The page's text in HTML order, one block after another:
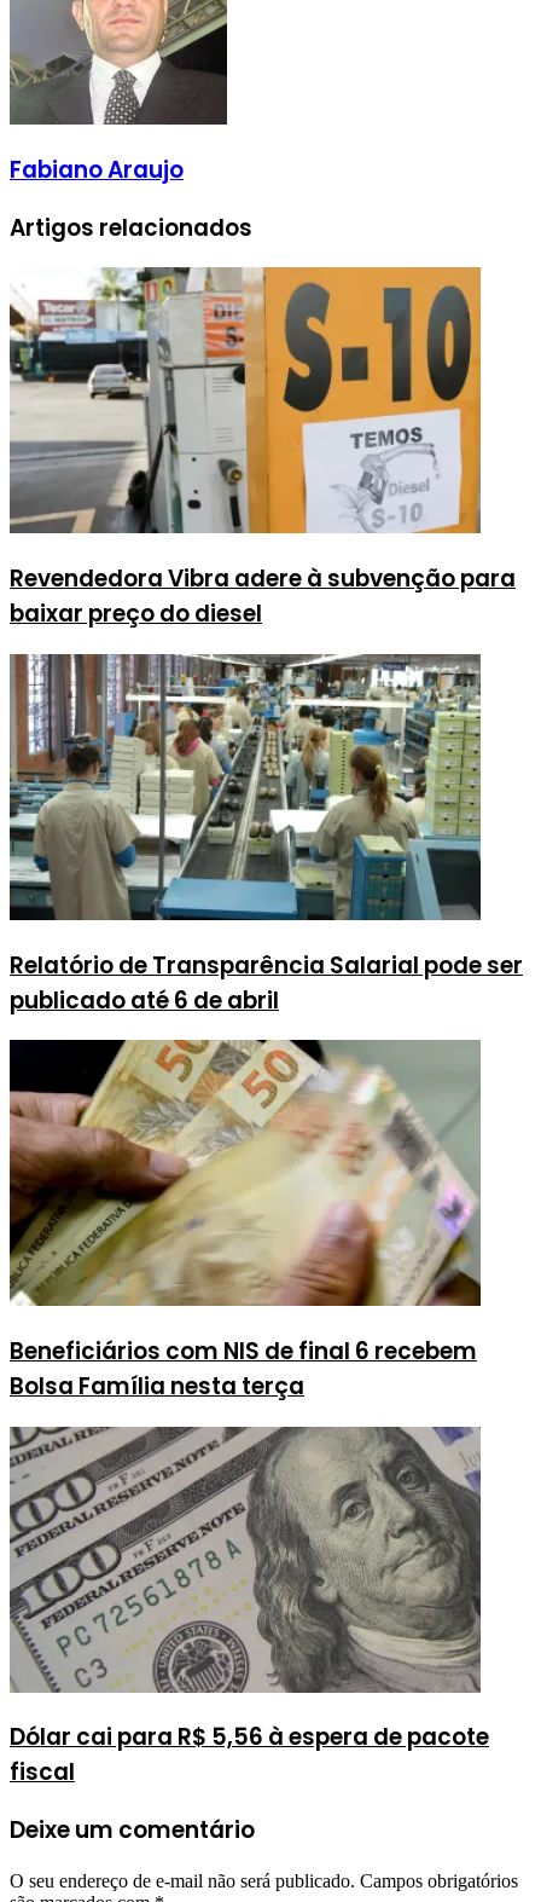
Fabiano Araujo
Artigos relacionados
Revendedora Vibra adere à subvenção para
baixar preço do diesel
Relatório de Transparência Salarial pode ser
publicado até 6 de abril
Beneficiários com NIS de final 6 recebem
Bolsa Família nesta terça
Dólar cai para R$ 5,56 à espera de pacote
fiscal
Deixe um comentário
O seu endereço de e-mail não será publicado. Campos obrigatórios